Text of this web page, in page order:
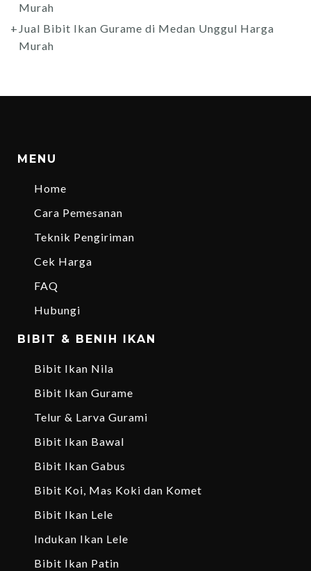
Murah
Jual Bibit Ikan Gurame di Medan Unggul Harga
Murah
MENU
Home
Cara Pemesanan
Teknik Pengiriman
Cek Harga
FAQ
Hubungi
BIBIT & BENIH IKAN
Bibit Ikan Nila
Bibit Ikan Gurame
Telur & Larva Gurami
Bibit Ikan Bawal
Bibit Ikan Gabus
Bibit Koi, Mas Koki dan Komet
Bibit Ikan Lele
Indukan Ikan Lele
Bibit Ikan Patin